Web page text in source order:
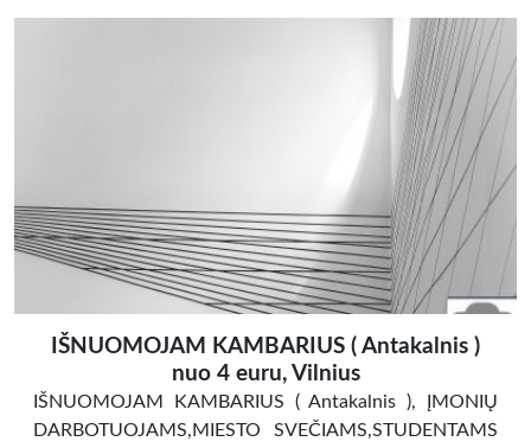
IŠNUOMOJAM KAMBARIUS ( Antakalnis )
nuo 4 euru, Vilnius
IŠNUOMOJAM KAMBARIUS ( Antakalnis ), ĮMONIŲ
DARBOTUOJAMS,MIESTO SVEČIAMS,STUDENTAMS